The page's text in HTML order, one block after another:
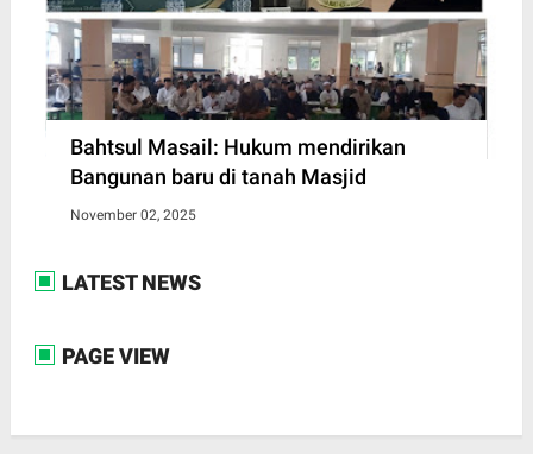
Bahtsul Masail: Hukum mendirikan
Bangunan baru di tanah Masjid
November 02, 2025
LATEST NEWS
PAGE VIEW